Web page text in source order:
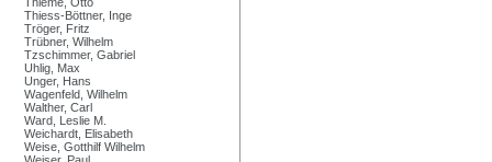
Thiess-Böttner, Inge
Tröger, Fritz
Trübner, Wilhelm
Tzschimmer, Gabriel
Uhlig, Max
Unger, Hans
Wagenfeld, Wilhelm
Walther, Carl
Ward, Leslie M.
Weichardt, Elisabeth
Weise, Gotthilf Wilhelm